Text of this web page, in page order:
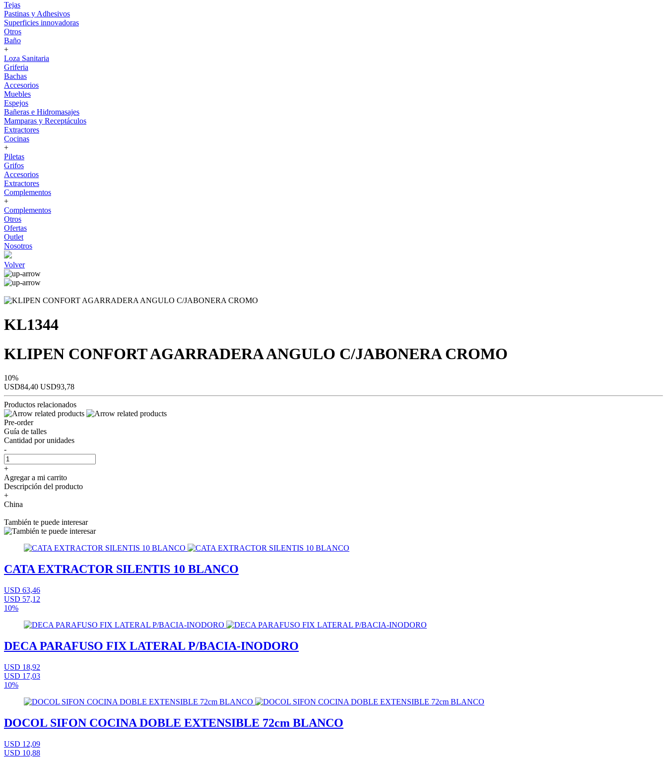
Tejas
Pastinas y Adhesivos
Superficies innovadoras
Otros
Baño
+
Loza Sanitaria
Griferia
Bachas
Accesorios
Muebles
Espejos
Bañeras e Hidromasajes
Mamparas y Receptáculos
Extractores
Cocinas
+
Piletas
Grifos
Accesorios
Extractores
Complementos
+
Complementos
Otros
Ofertas
Outlet
Nosotros
Volver
KL1344
KLIPEN CONFORT AGARRADERA ANGULO C/JABONERA CROMO
10%
USD84,40 USD93,78
Productos relacionados
Pre-order
Guía de talles
Cantidad por unidades
-
+
Agregar a mi carrito
Descripción del producto
+
China
También te puede interesar
CATA EXTRACTOR SILENTIS 10 BLANCO
USD 63,46
USD 57,12
10%
DECA PARAFUSO FIX LATERAL P/BACIA-INODORO
USD 18,92
USD 17,03
10%
DOCOL SIFON COCINA DOBLE EXTENSIBLE 72cm BLANCO
USD 12,09
USD 10,88